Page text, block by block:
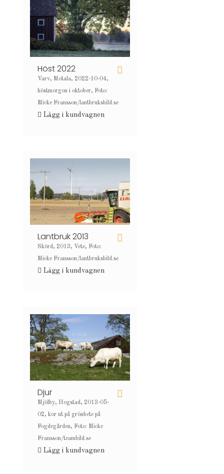
Höst 2022
Varv, Motala, 2022-10-04,
höstmorgon i oktober, Foto:
Micke Fransson/lantbruksbild.se
Lägg i kundvagnen
Lantbruk 2013
Skörd, 2013, Vete, Foto:
Micke Fransson/lantbruksbild.se
Lägg i kundvagnen
Djur
Mjölby, Hogstad, 2013-05-
02, kor ut på grönbete på
Fogdegården, Foto: Micke
Fransson/teambild.se
Lägg i kundvagnen